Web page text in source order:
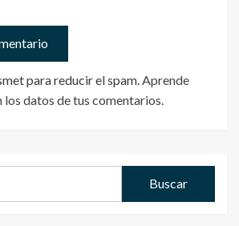
para reducir el spam. Aprende
los datos de tus comentarios